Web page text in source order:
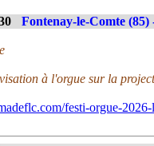
Fontenay-le-Comte (85)
à l'orgue sur la
festi-orgue-